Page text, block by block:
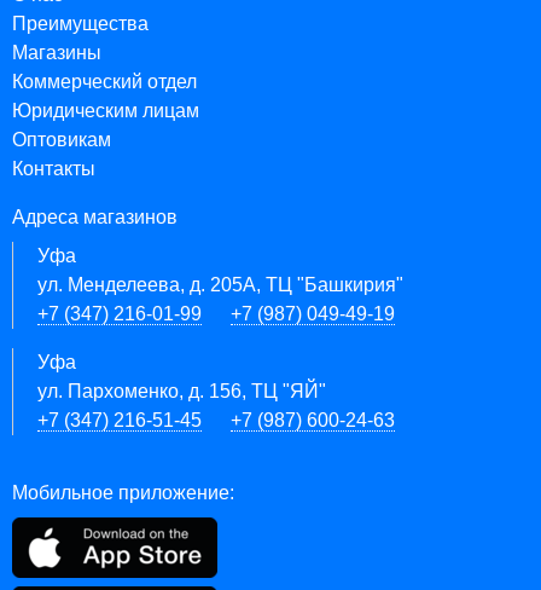
Преимущества
Магазины
Коммерческий отдел
Юридическим лицам
Оптовикам
Контакты
Адреса магазинов
Уфа
ул. Менделеева, д. 205А, ТЦ "Башкирия"
+7 (347) 216-01-99
+7 (987) 049-49-19
Уфа
ул. Пархоменко, д. 156, ТЦ "ЯЙ"
+7 (347) 216-51-45
+7 (987) 600-24-63
Мобильное приложение: